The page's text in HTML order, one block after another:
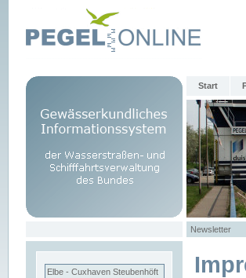
Start
Newsletter
Elbe - Cuxhaven Steubenhöft